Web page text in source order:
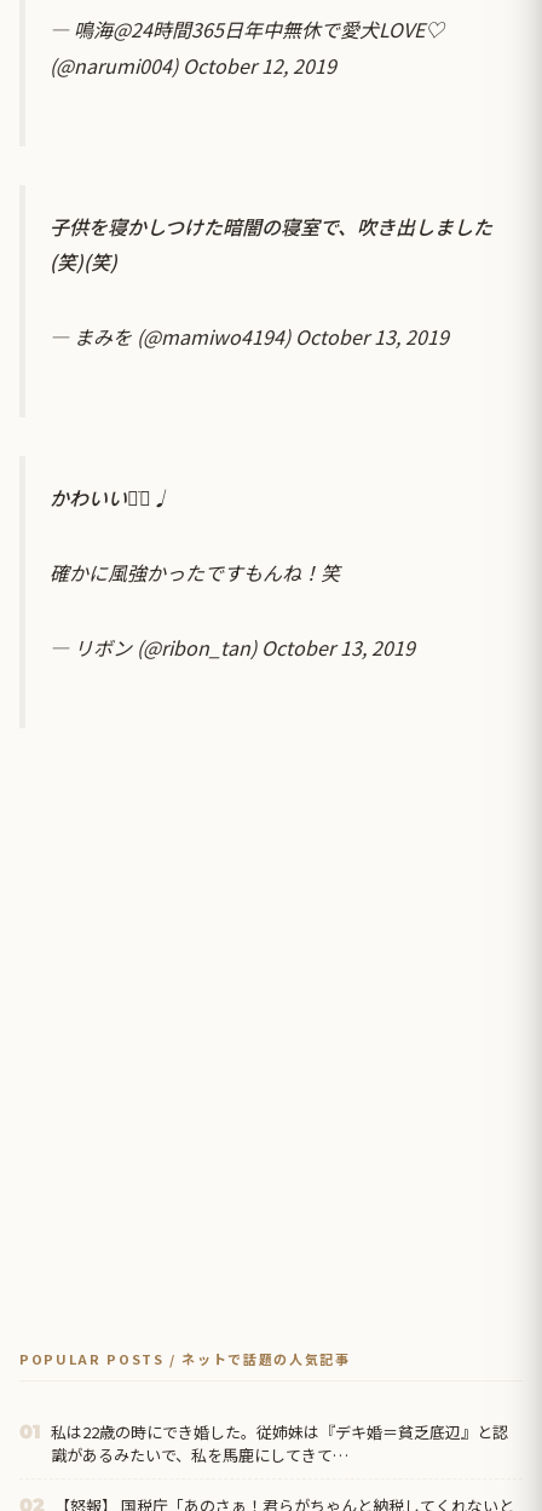
— 鳴海@24時間365日年中無休で愛犬LOVE♡
(@narumi004) October 12, 2019
子供を寝かしつけた暗闇の寝室で、吹き出しました
(笑)(笑)
— まみを (@mamiwo4194) October 13, 2019
かわいい◡̈⃝♩
確かに風強かったですもんね！笑
— リボン (@ribon_tan) October 13, 2019
POPULAR POSTS / ネットで話題の人気記事
01 私は22歳の時にでき婚した。従姉妹は『デキ婚＝貧乏底辺』と認
識があるみたいで、私を馬鹿にしてきて…
02 【怒報】 国税庁「あのさぁ！君らがちゃんと納税してくれないと